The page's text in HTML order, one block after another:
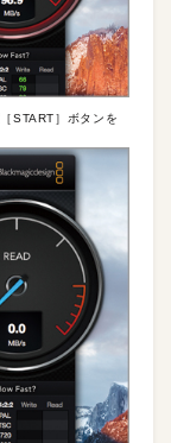
START］ボタンを